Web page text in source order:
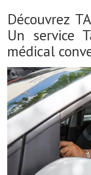
Découvrez
Un service
médical